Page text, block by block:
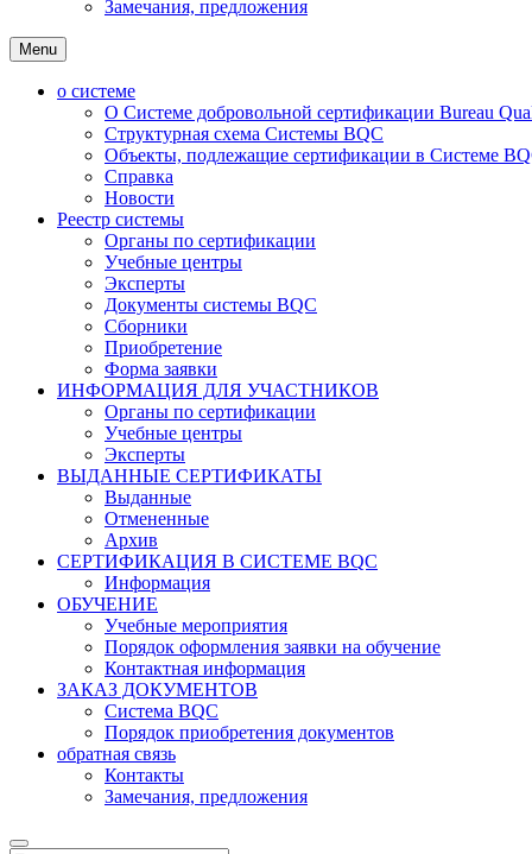
Замечания, предложения
Menu
о системе
О Системе добровольной сертификации Bureau
Структурная схема Системы BQC
Объекты, подлежащие сертификации в Системе
Справка
Новости
Реестр системы
Органы по сертификации
Учебные центры
Эксперты
Документы системы BQC
Сборники
Приобретение
Форма заявки
ИНФОРМАЦИЯ ДЛЯ УЧАСТНИКОВ
Органы по сертификации
Учебные центры
Эксперты
ВЫДАННЫЕ СЕРТИФИКАТЫ
Выданные
Отмененные
Архив
СЕРТИФИКАЦИЯ В СИСТЕМЕ BQC
Информация
ОБУЧЕНИЕ
Учебные мероприятия
Порядок оформления заявки на обучение
Контактная информация
ЗАКАЗ ДОКУМЕНТОВ
Система BQC
Порядок приобретения документов
обратная связь
Контакты
Замечания, предложения